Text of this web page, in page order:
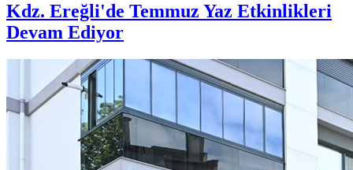
Kdz. Ereğli'de Temmuz Yaz Etkinlikleri
Devam Ediyor